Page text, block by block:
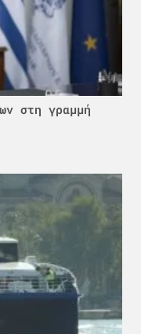
στη γραμμή